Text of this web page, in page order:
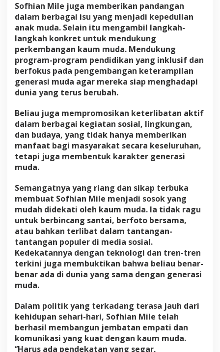
Sofhian Mile juga memberikan pandangan
dalam berbagai isu yang menjadi kepedulian
anak muda. Selain itu mengambil langkah-
langkah konkret untuk mendukung
perkembangan kaum muda. Mendukung
program-program pendidikan yang inklusif dan
berfokus pada pengembangan keterampilan
generasi muda agar mereka siap menghadapi
dunia yang terus berubah.
Beliau juga mempromosikan keterlibatan aktif
dalam berbagai kegiatan sosial, lingkungan,
dan budaya, yang tidak hanya memberikan
manfaat bagi masyarakat secara keseluruhan,
tetapi juga membentuk karakter generasi
muda.
Semangatnya yang riang dan sikap terbuka
membuat Sofhian Mile menjadi sosok yang
mudah didekati oleh kaum muda. Ia tidak ragu
untuk berbincang santai, berfoto bersama,
atau bahkan terlibat dalam tantangan-
tantangan populer di media sosial.
Kedekatannya dengan teknologi dan tren-tren
terkini juga membuktikan bahwa beliau benar-
benar ada di dunia yang sama dengan generasi
muda.
Dalam politik yang terkadang terasa jauh dari
kehidupan sehari-hari, Sofhian Mile telah
berhasil membangun jembatan empati dan
komunikasi yang kuat dengan kaum muda.
‘’Harus ada pendekatan yang segar,